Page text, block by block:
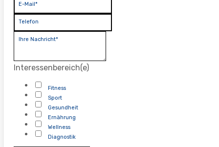
E-Mail*
Telefon
Ihre Nachricht*
Interessenbereich(e)
Fitness
Sport
Gesundheit
Ernährung
Wellness
Diagnostik